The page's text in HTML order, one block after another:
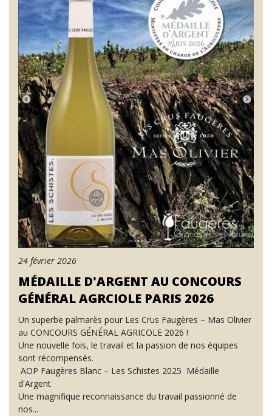
24 février 2026
MÉDAILLE D'ARGENT AU CONCOURS
GÉNÉRAL AGRCIOLE PARIS 2026
Un superbe palmarès pour Les Crus Faugères – Mas Olivier
au CONCOURS GÉNÉRAL AGRICOLE 2026 !
Une nouvelle fois, le travail et la passion de nos équipes
sont récompensés.
AOP Faugères Blanc – Les Schistes 2025 Médaille
d'Argent
Une magnifique reconnaissance du travail passionné de
nos...